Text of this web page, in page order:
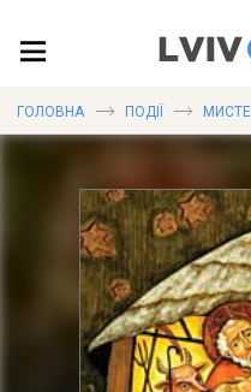
ПУБЛІКАЦІЇ
ГОЛОВНА ПОДІЇ